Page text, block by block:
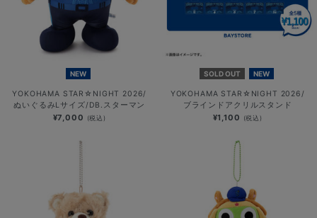
NEW
YOKOHAMA STAR☆NIGHT 2026/
ぬいぐるみLサイズ/DB.スターマン
¥7,000 (税込)
SOLD OUT NEW
YOKOHAMA STAR☆NIGHT 2026/
ブラインドアクリルスタンド
¥1,100 (税込)